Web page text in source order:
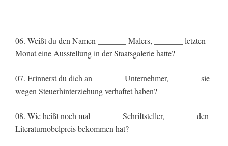
06. Weißt du den Namen _______ Malers, _______ letzten
Monat eine Ausstellung in der Staatsgalerie hatte?
07. Erinnerst du dich an _______ Unternehmer, _______ sie
wegen Steuerhinterziehung verhaftet haben?
08. Wie heißt noch mal _______ Schriftsteller, _______ den
Literaturnobelpreis bekommen hat?